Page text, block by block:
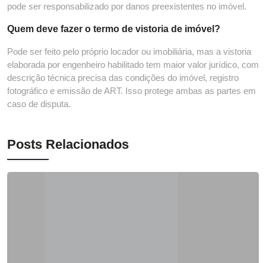
pode ser responsabilizado por danos preexistentes no imóvel.
Quem deve fazer o termo de vistoria de imóvel?
Pode ser feito pelo próprio locador ou imobiliária, mas a vistoria
elaborada por engenheiro habilitado tem maior valor jurídico, com
descrição técnica precisa das condições do imóvel, registro
fotográfico e emissão de ART. Isso protege ambas as partes em
caso de disputa.
Posts Relacionados